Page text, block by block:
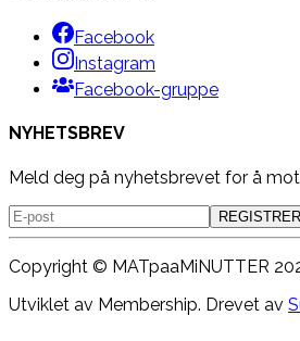
Facebook
Instagram
Facebook-gruppe
NYHETSBREV
Meld deg på nyhetsbrevet for å
REGISTRER
Copyright © MATpaaMiNUTTER
Utviklet av Membership. Drevet av